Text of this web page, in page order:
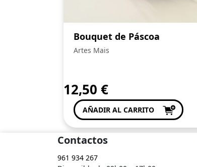
Bouquet de Páscoa
Artes Mais
12,50 €
AÑADIR AL CARRITO
Contactos
961 934 267